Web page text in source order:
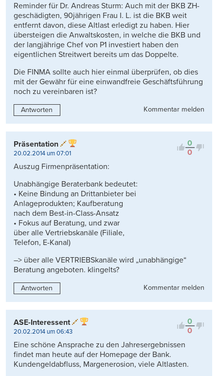
Reminder für Dr. Andreas Sturm: Auch mit der BKB ZH-
geschädigten, 90jährigen Frau I. L. ist die BKB weit
entfernt davon, diese Altlast erledigt zu haben. Hier
übersteigen die Anwaltskosten, in welche die BKB und
der langjährige Chef von P1 investiert haben den
eigentlichen Streitwert bereits um das Doppelte.
Die FINMA sollte auch hier einmal überprüfen, ob dies
mit der Gewähr für eine einwandfreie Geschäftsführung
noch zu vereinbaren ist?
Antworten Kommentar melden
0
0
Präsentation
20.02.2014 um 07:01
Auszug Firmenpräsentation:
Unabhängige Beraterbank bedeutet:
• Keine Bindung an Drittanbieter bei
Anlageprodukten; Kaufberatung
nach dem Best-in-Class-Ansatz
• Fokus auf Beratung, und zwar
über alle Vertriebskanäle (Filiale,
Telefon, E-Kanal)
–> über alle VERTRIEBSkanäle wird „unabhängige“
Beratung angeboten. klingelts?
Antworten Kommentar melden
0
0
ASE-Interessent
20.02.2014 um 06:43
Eine schöne Ansprache zu den Jahresergebnissen
findet man heute auf der Homepage der Bank.
Kundengeldabfluss, Margenerosion, viele Altlasten.